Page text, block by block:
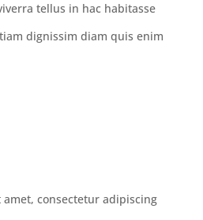
tellus in hac habitasse
dignissim diam quis enim
consectetur adipiscing